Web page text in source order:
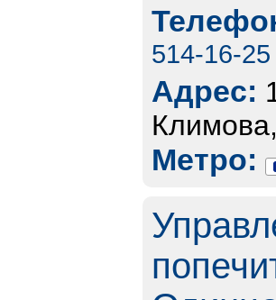
514-16-25
Адрес:
Метро: